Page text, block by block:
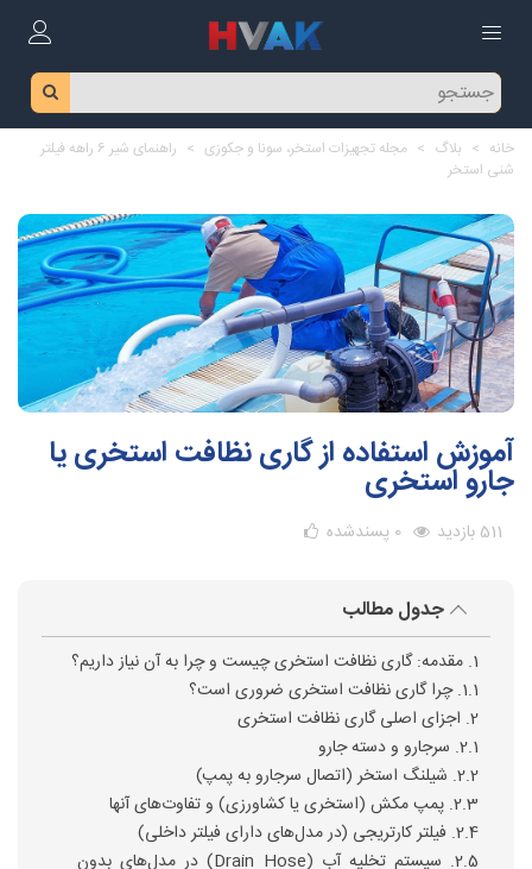
خانه > بلاگ > مجله تجهیزات استخر، سونا و جکوزی >
راهنمای شیر 6 راهه فیلتر
شنی استخر
آموزش استفاده از گاری نظافت استخری یا
جارو استخری
511 بازدید 0 پسندشده
جدول مطالب
1. مقدمه: گاری نظافت استخری چیست و چرا به آن نیاز داریم؟
1.1. چرا گاری نظافت استخری ضروری است؟
2. اجزای اصلی گاری نظافت استخری
2.1. سرجارو و دسته جارو
2.2. شیلنگ استخر (اتصال سرجارو به پمپ)
2.3. پمپ مکش (استخری یا کشاورزی) و تفاوت‌های آنها
2.4. فیلتر کارتریجی (در مدل‌های دارای فیلتر داخلی)
2.5. سیستم تخلیه آب (Drain Hose) در مدل‌های بدون